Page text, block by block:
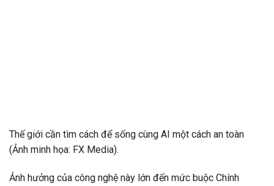
Thế giới cần tìm cách để sống cùng AI một cách an toàn
(Ảnh minh họa: FX Media).
Ảnh hưởng của công nghệ này lớn đến mức buộc Chính